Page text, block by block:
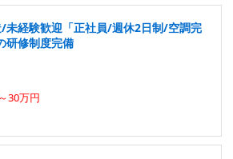
未経験歓迎「正社員/週休2日制/空調完
研修制度完備
30万円